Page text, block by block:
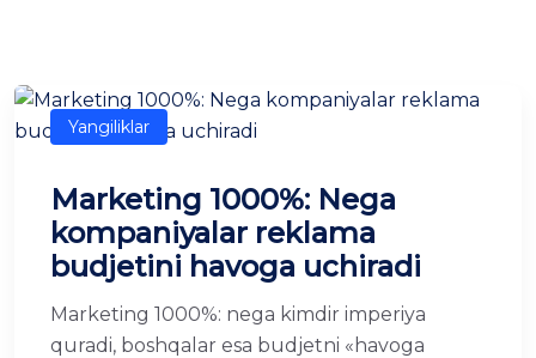
Yangiliklar
Marketing 1000%: Nega
kompaniyalar reklama
budjetini havoga uchiradi
Marketing 1000%: nega kimdir imperiya
quradi, boshqalar esa budjetni «havoga